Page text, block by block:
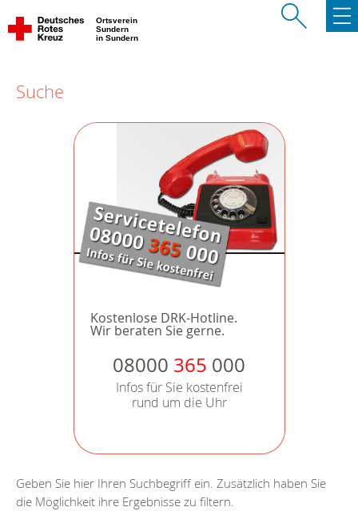
Ortsverein
Sundern
in Sundern
Suche
Kostenlose DRK-Hotline.
Wir beraten Sie gerne.
08000 365 000
Infos für Sie kostenfrei
rund um die Uhr
Geben Sie hier Ihren Suchbegriff ein. Zusätzlich haben Sie
die Möglichkeit ihre Ergebnisse zu filtern.